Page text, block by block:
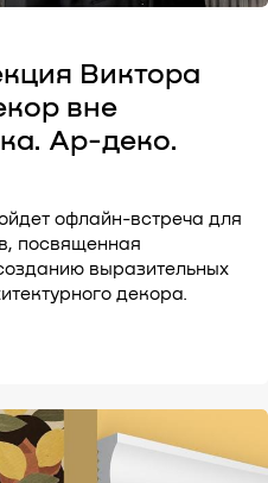
Виктора
вне
Ар-деко.
офлайн-встреча для
посвященная
выразительных
декора.